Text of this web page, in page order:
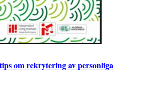
om rekrytering av personliga